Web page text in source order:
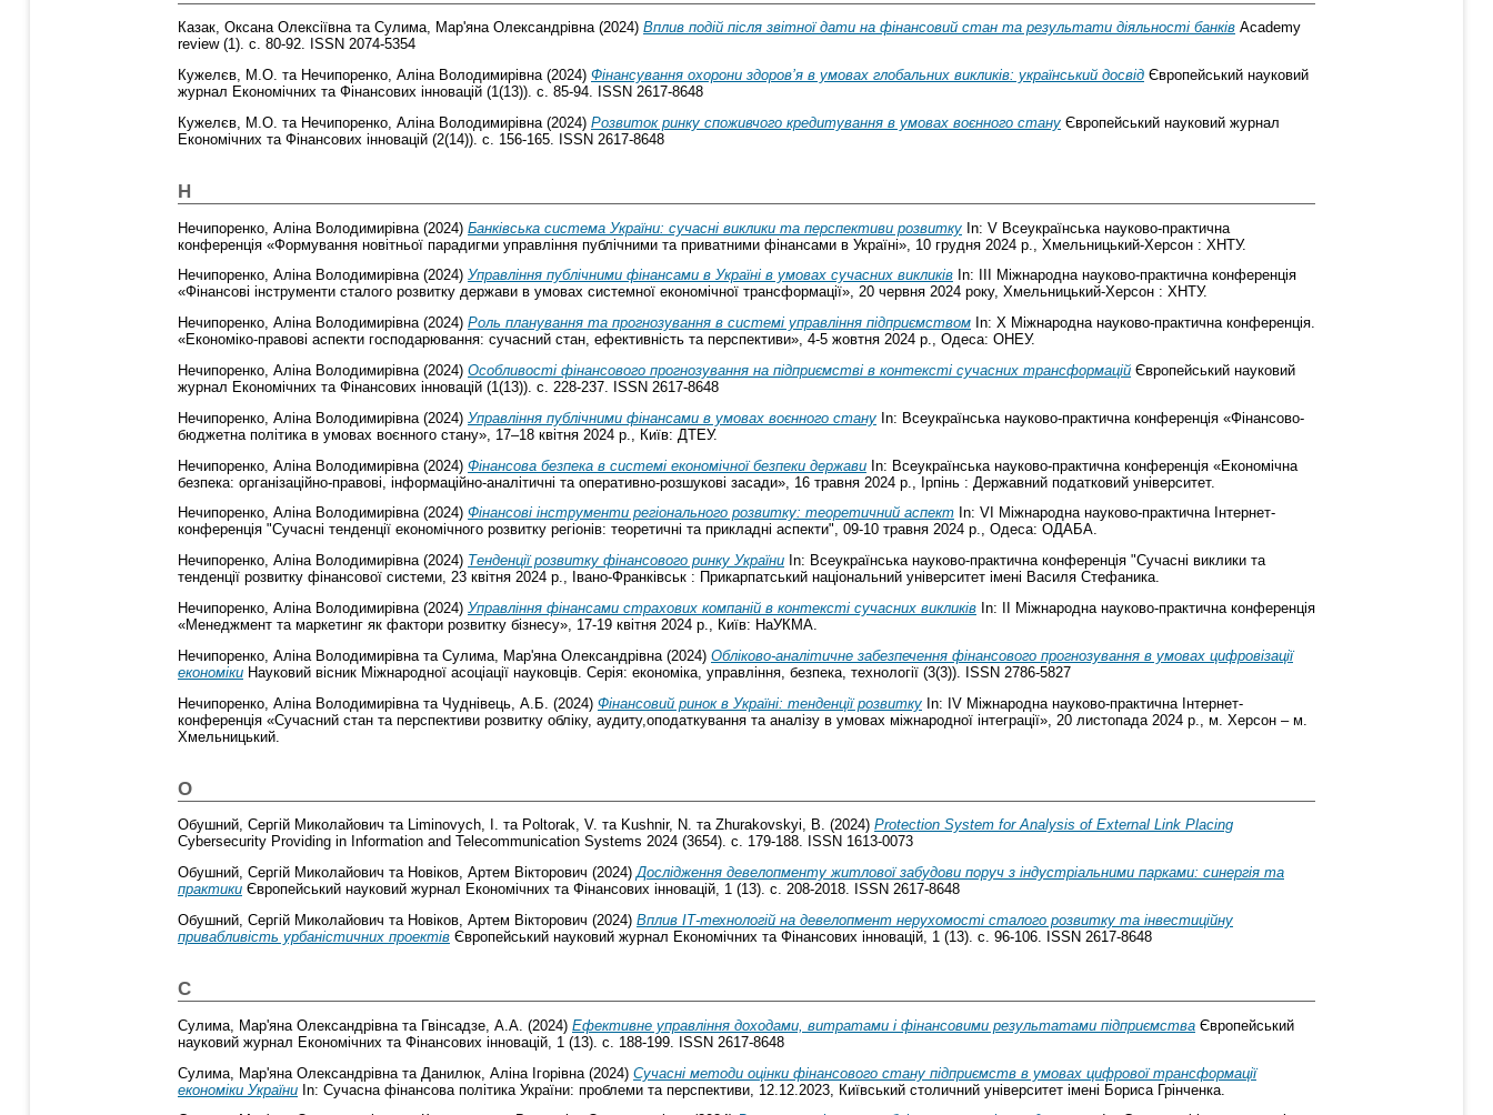
Казак, Оксана Олексіївната Сулима, Мар'яна Олександрівна(2024) Вплив подій після звітної дати на фінансовий стан та результати діяльності банків Academy
review (1). с. 80-92. ISSN 2074-5354
Кужелєв, М.О. та Нечипоренко, Аліна Володимирівна(2024) Фінансування охорони здоров’я в умовах глобальних викликів: український досвід Європейський науковий
журнал Економічних та Фінансових інновацій (1(13)). с. 85-94. ISSN 2617-8648
Кужелєв, М.О. та Нечипоренко, Аліна Володимирівна (2024) Розвиток ринку споживчого кредитування в умовах воєнного стану Європейський науковий журнал
Економічних та Фінансових інновацій (2(14)). с. 156-165. ISSN 2617-8648
Н
Нечипоренко, Аліна Володимирівна (2024) Банківська система України: сучасні виклики та перспективи розвитку In: V Всеукраїнська науково-практична
конференція «Формування новітньої парадигми управління публічними та приватними фінансами в Україні», 10 грудня 2024 р., Хмельницький-Херсон : ХНТУ.
Нечипоренко, Аліна Володимирівна(2024) Управління публічними фінансами в Україні в умовах сучасних викликів In: ІІІ Міжнародна науково-практична конференція
«Фінансові інструменти сталого розвитку держави в умовах системної економічної трансформації», 20 червня 2024 року, Хмельницький-Херсон : ХНТУ.
Нечипоренко, Аліна Володимирівна(2024) Роль планування та прогнозування в системі управління підприємством In: Х Міжнародна науково-практична конференція.
«Економіко-правові аспекти господарювання: сучасний стан, ефективність та перспективи», 4-5 жовтня 2024 р., Одеса: ОНЕУ.
Нечипоренко, Аліна Володимирівна(2024) Особливості фінансового прогнозування на підприємстві в контексті сучасних трансформацій Європейський науковий
журнал Економічних та Фінансових інновацій (1(13)). с. 228-237. ISSN 2617-8648
Нечипоренко, Аліна Володимирівна (2024) Управління публічними фінансами в умовах воєнного стану In: Всеукраїнська науково-практична конференція «Фінансово-
бюджетна політика в умовах воєнного стану», 17–18 квітня 2024 р., Київ: ДТЕУ.
Нечипоренко, Аліна Володимирівна (2024) Фінансова безпека в системі економічної безпеки держави In: Всеукраїнська науково-практична конференція «Економічна
безпека: організаційно-правові, інформаційно-аналітичні та оперативно-розшукові засади», 16 травня 2024 р., Ірпінь : Державний податковий університет.
Нечипоренко, Аліна Володимирівна(2024) Фінансові інструменти регіонального розвитку: теоретичний аспект In: VI Міжнародна науково-практична Інтернет-
конференція "Сучасні тенденції економічного розвитку регіонів: теоретичні та прикладні аспекти", 09-10 травня 2024 р., Одеса: ОДАБА.
Нечипоренко, Аліна Володимирівна(2024) Тенденції розвитку фінансового ринку України In: Всеукраїнська науково-практична конференція "Сучасні виклики та
тенденції розвитку фінансової системи, 23 квітня 2024 р., Івано-Франківськ : Прикарпатський національний університет імені Василя Стефаника.
Нечипоренко, Аліна Володимирівна(2024) Управління фінансами страхових компаній в контексті сучасних викликів In: ІІ Міжнародна науково-практична конференція
«Менеджмент та маркетинг як фактори розвитку бізнесу», 17-19 квітня 2024 р., Київ: НаУКМА.
Нечипоренко, Аліна Володимирівна та Сулима, Мар'яна Олександрівна (2024) Обліково-аналітичне забезпечення фінансового прогнозування в умовах цифровізації
економіки Науковий вісник Міжнародної асоціації науковців. Серія: економіка, управління, безпека, технології (3(3)). ISSN 2786-5827
Нечипоренко, Аліна Володимирівна та Чуднівець, А.Б. (2024) Фінансовий ринок в Україні: тенденції розвитку In: ІV Міжнародна науково-практична Інтернет-
конференція «Сучасний стан та перспективи розвитку обліку, аудиту,оподаткування та аналізу в умовах міжнародної інтеграції», 20 листопада 2024 р., м. Херсон – м.
Хмельницький.
О
Обушний, Сергій Миколайович та Liminovych, I. та Poltorak, V. та Kushnir, N. та Zhurakovskyi, B. (2024) Protection System for Analysis of External Link Placing
Cybersecurity Providing in Information and Telecommunication Systems 2024 (3654). с. 179-188. ISSN 1613-0073
Обушний, Сергій Миколайович та Новіков, Артем Вікторович (2024)Дослідження девелопменту житлової забудови поруч з індустріальними парками: синергія та
практики Європейський науковий журнал Економічних та Фінансових інновацій, 1 (13). с. 208-2018. ISSN 2617-8648
Обушний, Сергій Миколайович та Новіков, Артем Вікторович (2024) Вплив ІТ-технологій на девелопмент нерухомості сталого розвитку та інвестиційну
привабливість урбаністичних проектів Європейський науковий журнал Економічних та Фінансових інновацій, 1 (13). с. 96-106. ISSN 2617-8648
С
Сулима, Мар'яна Олександрівна та Гвінсадзе, А.А. (2024) Ефективне управління доходами, витратами і фінансовими результатами підприємства Європейський
науковий журнал Економічних та Фінансових інновацій, 1 (13). с. 188-199. ISSN 2617-8648
Сулима, Мар'яна Олександрівна та Данилюк, Аліна Ігорівна (2024) Сучасні методи оцінки фінансового стану підприємств в умовах цифрової трансформації
економіки України In: Сучасна фінансова політика України: проблеми та перспективи, 12.12.2023, Київський столичний університет імені Бориса Грінченка.